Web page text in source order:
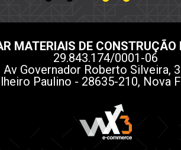
MATERIAIS DE CONSTRUÇÃO
29.843.174/0001-06
Av Governador Roberto Silveira,
Paulino - 28635-210, Nova